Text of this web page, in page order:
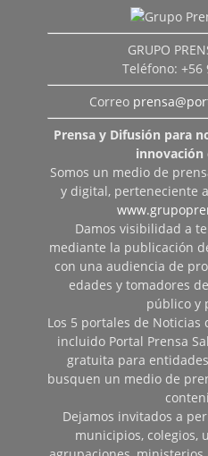
GRUPO
Teléfono: +56
Correo
Prensa y Difusión para
innovación
Somos un medio de
y digital, perteneciente a
Damos visibilidad a
mediante la publicación
con una audiencia de
edades y tomadores
público y
Los 5 portales de Noticias
incluido Portal Prensa
gratuita para
busquen un medio de
Dejamos invitados a
municipios, colegios,